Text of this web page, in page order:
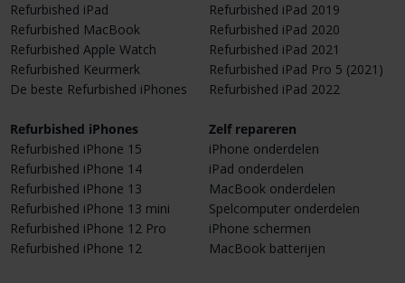
Refurbished iPad
Refurbished MacBook
Refurbished Apple Watch
Refurbished Keurmerk
De beste Refurbished iPhones
Refurbished iPhones
Refurbished iPhone 15
Refurbished iPhone 14
Refurbished iPhone 13
Refurbished iPhone 13 mini
Refurbished iPhone 12 Pro
Refurbished iPhone 12
Refurbished iPad 2019
Refurbished iPad 2020
Refurbished iPad 2021
Refurbished iPad Pro 5 (2021)
Refurbished iPad 2022
Zelf repareren
iPhone onderdelen
iPad onderdelen
MacBook onderdelen
Spelcomputer onderdelen
iPhone schermen
MacBook batterijen